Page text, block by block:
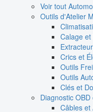
Voir tout
Outils d'Atelier
Calage et
Crics et
Outils
Outils
Clés et
Diagnostic
Câbles et